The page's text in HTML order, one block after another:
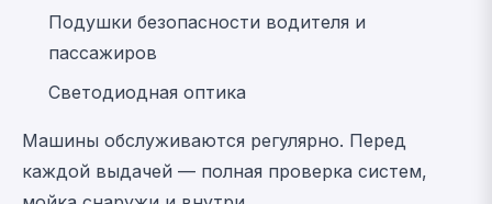
Подушки безопасности водителя и
пассажиров
Светодиодная оптика
Машины обслуживаются регулярно. Перед
каждой выдачей — полная проверка систем,